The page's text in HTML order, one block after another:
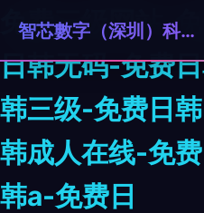
免费三级网站-
日韩无码-免费
韩三级-免费日
韩成人在线-免
韩a-免费日
智芯數字（深圳）科技有限公司